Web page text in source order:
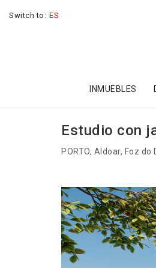
Switch to: ES
INMUEBLES
Estudio con
PORTO, Aldoar, Foz do